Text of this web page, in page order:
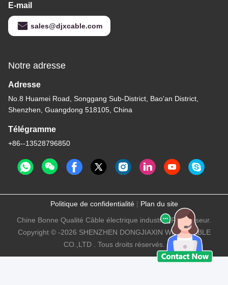
E-mail
sales@djxcable.com
Notre adresse
Adresse
No.8 Huamei Road, Songgang Sub-District, Bao'an District,
Shenzhen, Guangdong 518105, China
Télégramme
+86--13528796850
Politique de confidentialité| Plan du site
Chine Bonne Qualité Câble électrique industriel Fournisseur.
Copyright © -2026 SHENZHEN DONGJIAXIN WIRE&CABLE
CO.,LTD . Tous droits réservés.